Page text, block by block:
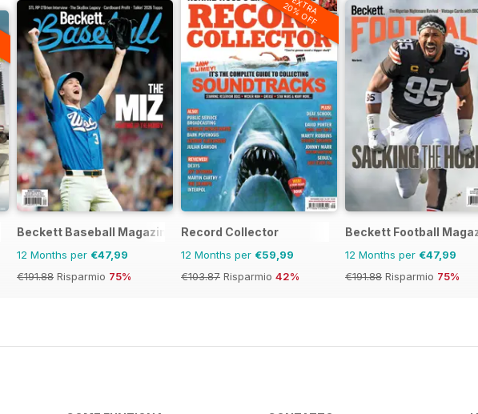
Beckett Baseball Magazine
12 Months per €47,99
€191.88 Risparmio 75%
EXTRA
20% OFF
Record Collector
12 Months per €59,99
€103.87 Risparmio 42%
Beckett Football
12 Months per €47,99
€191.88 Risparmio 75%